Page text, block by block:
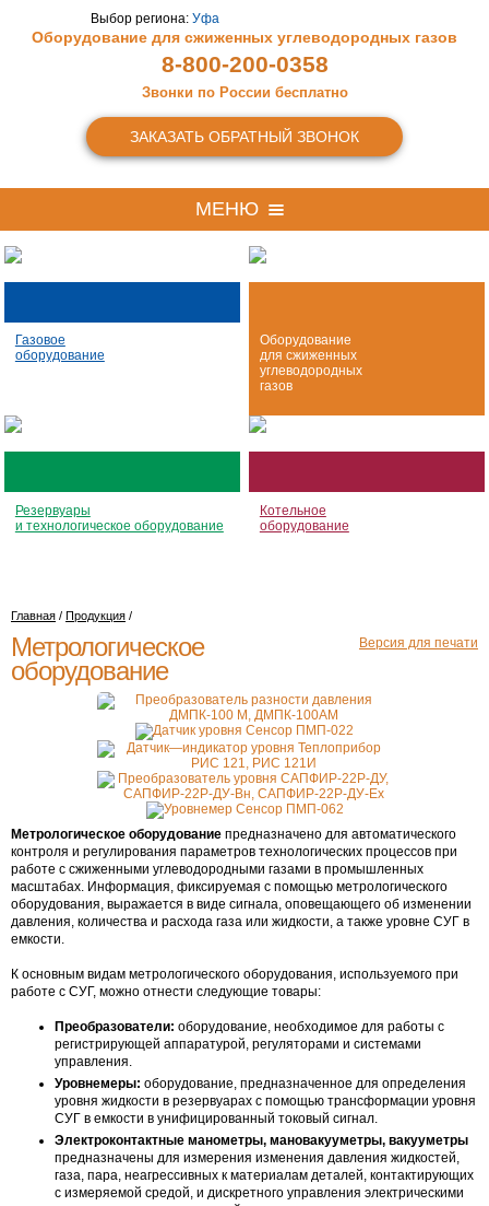
Выбор региона: Уфа
Оборудование для сжиженных углеводородных газов
8-800-200-0358
Звонки по России бесплатно
ЗАКАЗАТЬ ОБРАТНЫЙ ЗВОНОК
МЕНЮ
Газовое
оборудование
Оборудование
для сжиженных
углеводородных
газов
Резервуары
и технологическое оборудование
Котельное
оборудование
Главная / Продукция /
Версия для печати
Метрологическое
оборудование
Метрологическое оборудование предназначено для автоматического
контроля и регулирования параметров технологических процессов при
работе с сжиженными углеводородными газами в промышленных
масштабах. Информация, фиксируемая с помощью метрологического
оборудования, выражается в виде сигнала, оповещающего об изменении
давления, количества и расхода газа или жидкости, а также уровне СУГ в
емкости.
К основным видам метрологического оборудования, используемого при
работе с СУГ, можно отнести следующие товары:
Преобразователи: оборудование, необходимое для работы с
регистрирующей аппаратурой, регуляторами и системами
управления.
Уровнемеры: оборудование, предназначенное для определения
уровня жидкости в резервуарах с помощью трансформации уровня
СУГ в емкости в унифицированный токовый сигнал.
Электроконтактные манометры, мановакууметры, вакууметры
предназначены для измерения изменения давления жидкостей,
газа, пара, неагрессивных к материалам деталей, контактирующих
с измеряемой средой, и дискретного управления электрическими